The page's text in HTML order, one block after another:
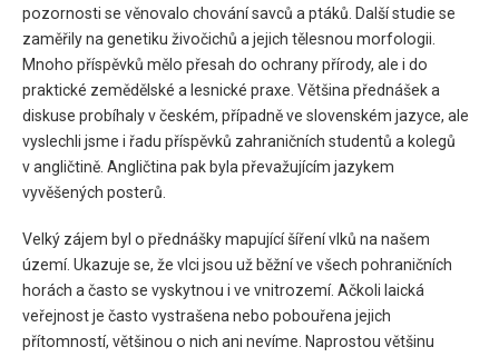
pozornosti se věnovalo chování savců a ptáků. Další studie se
zaměřily na genetiku živočichů a jejich tělesnou morfologii.
Mnoho příspěvků mělo přesah do ochrany přírody, ale i do
praktické zemědělské a lesnické praxe. Většina přednášek a
diskuse probíhaly v českém, případně ve slovenském jazyce, ale
vyslechli jsme i řadu příspěvků zahraničních studentů a kolegů
v angličtině. Angličtina pak byla převažujícím jazykem
vyvěšených posterů.
Velký zájem byl o přednášky mapující šíření vlků na našem
území. Ukazuje se, že vlci jsou už běžní ve všech pohraničních
horách a často se vyskytnou i ve vnitrozemí. Ačkoli laická
veřejnost je často vystrašena nebo pobouřena jejich
přítomností, většinou o nich ani nevíme. Naprostou většinu